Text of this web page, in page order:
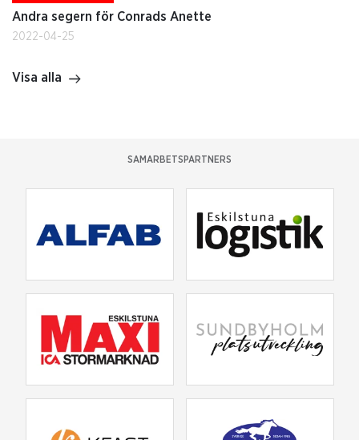
Andra segern för Conrads Anette
2022-04-25
Visa alla
SAMARBETSPARTNERS